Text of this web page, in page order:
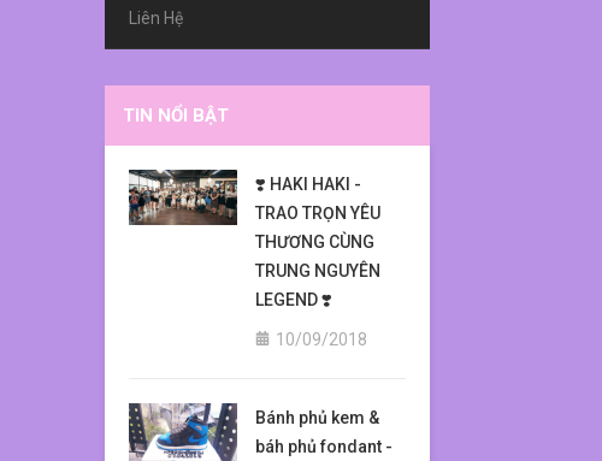
Liên Hệ
TIN NỔI BẬT
❣️ HAKI HAKI -
TRAO TRỌN YÊU
THƯƠNG CÙNG
TRUNG NGUYÊN
LEGEND ❣️
10/09/2018
Bánh phủ kem &
báh phủ fondant -